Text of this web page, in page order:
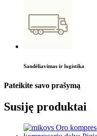
Sandėliavimas ir logistika
Pateikite savo prašymą
Susiję produktai